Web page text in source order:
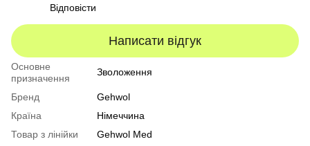
Відповісти
Написати відгук
Основне
призначення
Зволоження
Бренд
Gehwol
Країна
Німеччина
Товар з лінійки
Gehwol Med